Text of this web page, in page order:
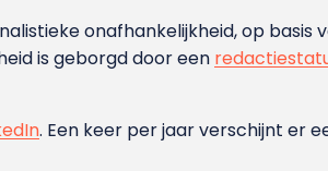
onafhankelijkheid, op basis
is geborgd door een
. Een keer per jaar verschijnt er